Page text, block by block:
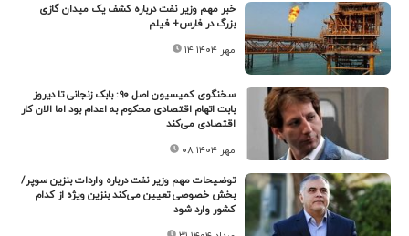
خبر مهم وزیر نفت درباره کشف یک میدان گازی
بزرگ در فارس+ فیلم
۱۴ مهر ۱۴۰۴
سخنگوی کمیسیون اصل ۹۰: بابک زنجانی تا دیروز
بابت اتهام اقتصادی محکوم به اعدام بود اما الان کار
اقتصادی می‌کند
۰۸ مهر ۱۴۰۴
توضیحات مهم وزیر نفت درباره واردات بنزین سوپر/
بخش خصوصی تعیین می‌کند بنزین ویژه از کدام
کشور وارد شود